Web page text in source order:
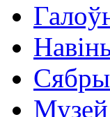
Музей